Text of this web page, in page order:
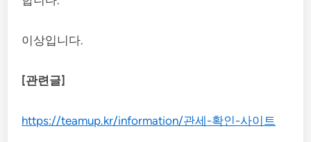
이상입니다.
[관련글]
https://teamup.kr/information/관세-확인-사이트